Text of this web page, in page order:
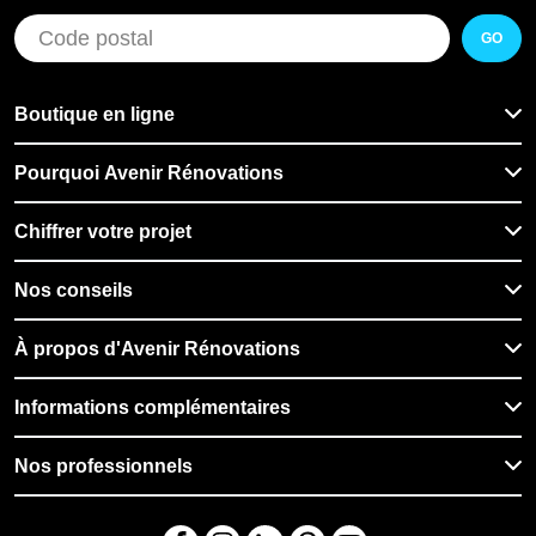
GO
Boutique en ligne
Pourquoi Avenir Rénovations
Chiffrer votre projet
Nos conseils
À propos d'Avenir Rénovations
Informations complémentaires
Nos professionnels